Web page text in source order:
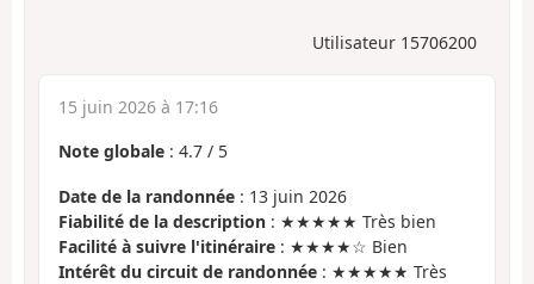
Utilisateur 15706200
15 juin 2026 à 17:16
Note globale : 4.7 / 5
Date de la randonnée : 13 juin 2026
Fiabilité de la description : ★★★★★ Très bien
Facilité à suivre l'itinéraire : ★★★★☆ Bien
Intérêt du circuit de randonnée : ★★★★★ Très